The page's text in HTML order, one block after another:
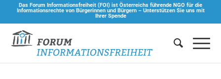
Das Forum Informationsfreiheit (FOI) ist Österreichs führende NGO für die
Informationsrechte von Bürgerinnen und Bürgern – Unterstützen Sie uns mit
Ihrer Spende